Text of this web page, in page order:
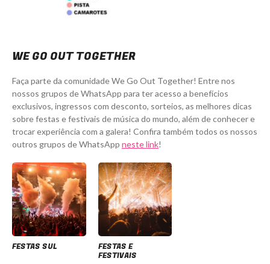
WE GO OUT TOGETHER
Faça parte da comunidade We Go Out Together! Entre nos
nossos grupos de WhatsApp para ter acesso a benefícios
exclusivos, ingressos com desconto, sorteios, as melhores dicas
sobre festas e festivais de música do mundo, além de conhecer e
trocar experiência com a galera! Confira também todos os nossos
outros grupos de WhatsApp neste link!
FESTAS SUL
FESTAS E
FESTIVAIS